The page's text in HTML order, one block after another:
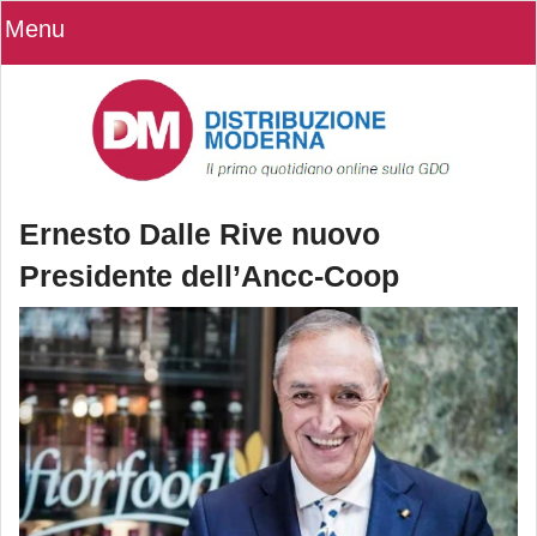
Menu
Ernesto Dalle Rive nuovo
Presidente dell’Ancc-Coop